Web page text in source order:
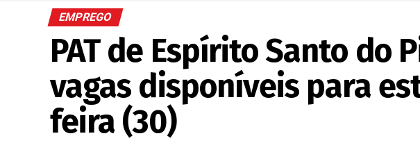
EMPREGO
PAT de Espírito Santo do
vagas disponíveis para
feira (30)